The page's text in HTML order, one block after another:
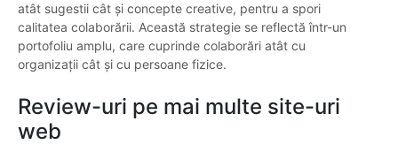
atât sugestii cât și concepte creative, pentru a spori
calitatea colaborării. Această strategie se reflectă într-un
portofoliu amplu, care cuprinde colaborări atât cu
organizații cât și cu persoane fizice.
Review-uri pe mai multe site-uri
web